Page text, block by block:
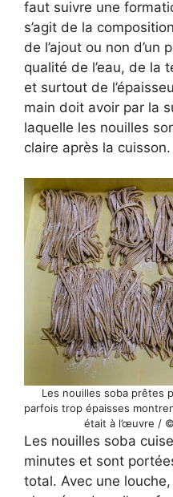
faut suivre une
s’agit de la
de l’ajout ou non
qualité de l’eau, de la
et surtout de
main doit avoir par la
laquelle les nouilles
claire après la cuisson.
Les nouilles soba prêtes
parfois trop épaisses
était à l’œuvre /
Les nouilles soba
minutes et sont
total. Avec une